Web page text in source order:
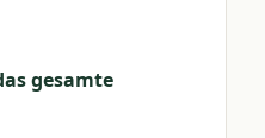
gesamte